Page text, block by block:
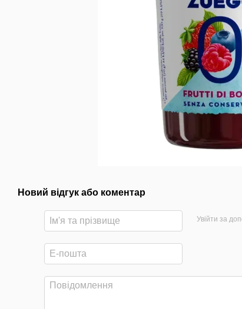
Новий відгук або коментар
Увійти за